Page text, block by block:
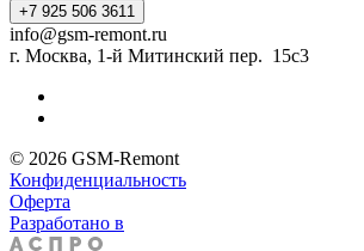
+7 925 506 3611
info@gsm-remont.ru
г. Москва, 1-й Митинский пер. 15с3
© 2026 GSM-Remont
Конфиденциальность
Оферта
Разработано в